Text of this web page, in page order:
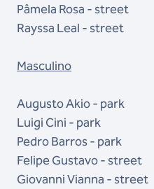
Pâmela Rosa - street
Rayssa Leal - street
Masculino
Augusto Akio - park
Luigi Cini - park
Pedro Barros - park
Felipe Gustavo - street
Giovanni Vianna - street